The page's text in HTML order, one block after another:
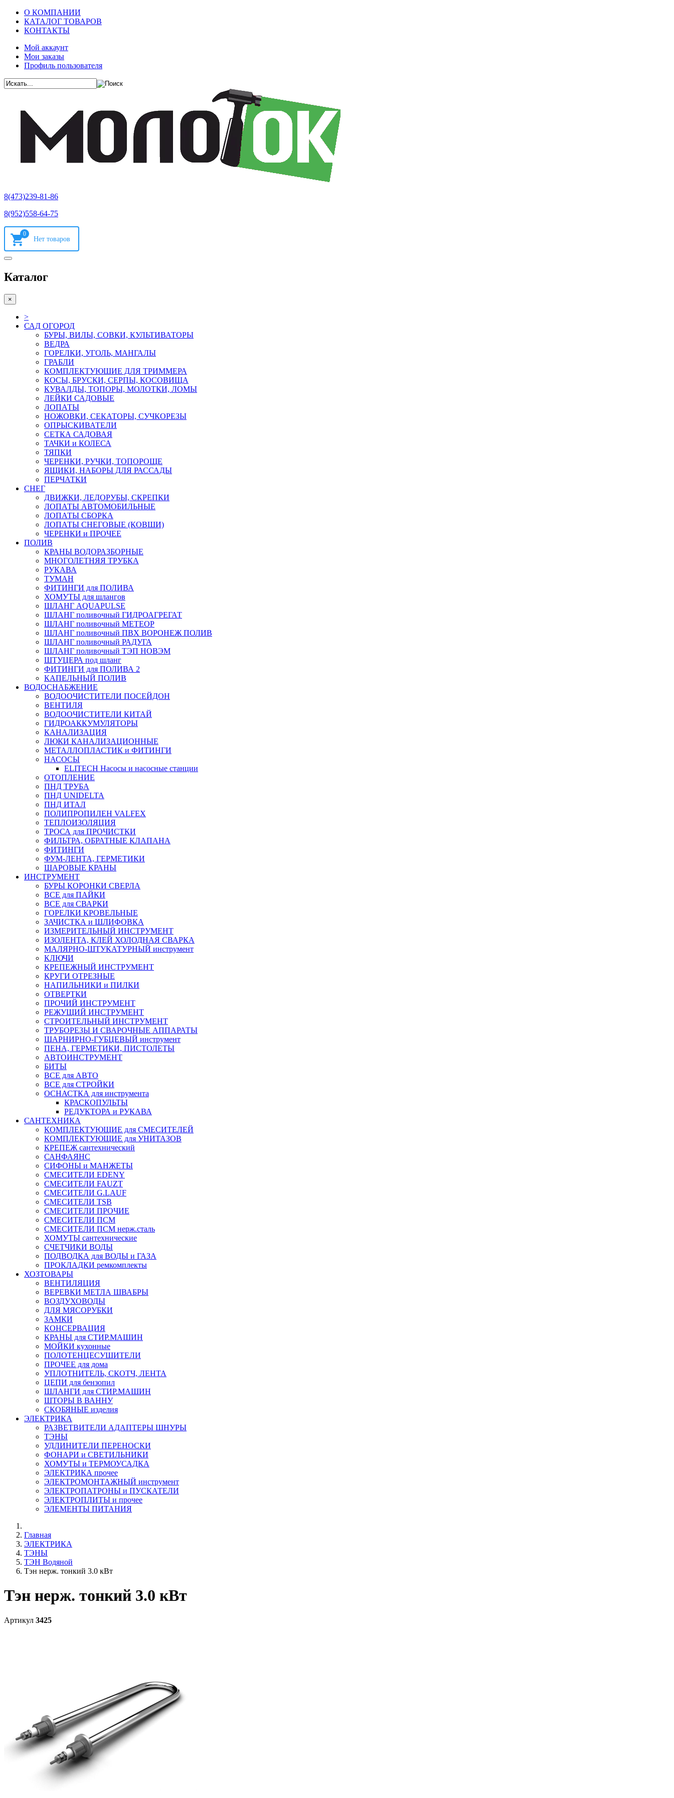
О КОМПАНИИ
КАТАЛОГ ТОВАРОВ
КОНТАКТЫ
Мой аккаунт
Мои заказы
Профиль пользователя
8(473)239-81-86
8(952)558-64-75
0
Каталог
×
>
САД ОГОРОД
БУРЫ, ВИЛЫ, СОВКИ, КУЛЬТИВАТОРЫ
ВЕДРА
ГОРЕЛКИ, УГОЛЬ, МАНГАЛЫ
ГРАБЛИ
КОМПЛЕКТУЮШИЕ ДЛЯ ТРИММЕРА
КОСЫ, БРУСКИ, СЕРПЫ, КОСОВИЩА
КУВАЛДЫ, ТОПОРЫ, МОЛОТКИ, ЛОМЫ
ЛЕЙКИ САДОВЫЕ
ЛОПАТЫ
НОЖОВКИ, СЕКАТОРЫ, СУЧКОРЕЗЫ
ОПРЫСКИВАТЕЛИ
СЕТКА САДОВАЯ
ТАЧКИ и КОЛЕСА
ТЯПКИ
ЧЕРЕНКИ, РУЧКИ, ТОПОРОЩЕ
ЯЩИКИ, НАБОРЫ ДЛЯ РАССАДЫ
ПЕРЧАТКИ
СНЕГ
ДВИЖКИ, ЛЕДОРУБЫ, СКРЕПКИ
ЛОПАТЫ АВТОМОБИЛЬНЫЕ
ЛОПАТЫ СБОРКА
ЛОПАТЫ СНЕГОВЫЕ (КОВШИ)
ЧЕРЕНКИ и ПРОЧЕЕ
ПОЛИВ
КРАНЫ ВОДОРАЗБОРНЫЕ
МНОГОЛЕТНЯЯ ТРУБКА
РУКАВА
ТУМАН
ФИТИНГИ для ПОЛИВА
ХОМУТЫ для шлангов
ШЛАНГ AQUAPULSE
ШЛАНГ поливочный ГИДРОАГРЕГАТ
ШЛАНГ поливочный МЕТЕОР
ШЛАНГ поливочный ПВХ ВОРОНЕЖ ПОЛИВ
ШЛАНГ поливочный РАДУГА
ШЛАНГ поливочный ТЭП НОВЭМ
ШТУЦЕРА под шланг
ФИТИНГИ для ПОЛИВА 2
КАПЕЛЬНЫЙ ПОЛИВ
ВОДОСНАБЖЕНИЕ
ВОДООЧИСТИТЕЛИ ПОСЕЙДОН
ВЕНТИЛЯ
ВОДООЧИСТИТЕЛИ КИТАЙ
ГИДРОАККУМУЛЯТОРЫ
КАНАЛИЗАЦИЯ
ЛЮКИ КАНАЛИЗАЦИОННЫЕ
МЕТАЛЛОПЛАСТИК и ФИТИНГИ
НАСОСЫ
ELITECH Насосы и насосные станции
ОТОПЛЕНИЕ
ПНД ТРУБА
ПНД UNIDELTA
ПНД ИТАЛ
ПОЛИПРОПИЛЕН VALFEX
ТЕПЛОИЗОЛЯЦИЯ
ТРОСА для ПРОЧИСТКИ
ФИЛЬТРА, ОБРАТНЫЕ КЛАПАНА
ФИТИНГИ
ФУМ-ЛЕНТА, ГЕРМЕТИКИ
ШАРОВЫЕ КРАНЫ
ИНСТРУМЕНТ
БУРЫ КОРОНКИ СВЕРЛА
ВСЕ для ПАЙКИ
ВСЕ для СВАРКИ
ГОРЕЛКИ КРОВЕЛЬНЫЕ
ЗАЧИСТКА и ШЛИФОВКА
ИЗМЕРИТЕЛЬНЫЙ ИНСТРУМЕНТ
ИЗОЛЕНТА, КЛЕЙ ХОЛОДНАЯ СВАРКА
МАЛЯРНО-ШТУКАТУРНЫЙ инструмент
КЛЮЧИ
КРЕПЕЖНЫЙ ИНСТРУМЕНТ
КРУГИ ОТРЕЗНЫЕ
НАПИЛЬНИКИ и ПИЛКИ
ОТВЕРТКИ
ПРОЧИЙ ИНСТРУМЕНТ
РЕЖУЩИЙ ИНСТРУМЕНТ
СТРОИТЕЛЬНЫЙ ИНСТРУМЕНТ
ТРУБОРЕЗЫ И СВАРОЧНЫЕ АППАРАТЫ
ШАРНИРНО-ГУБЦЕВЫЙ инструмент
ПЕНА, ГЕРМЕТИКИ, ПИСТОЛЕТЫ
АВТОИНСТРУМЕНТ
БИТЫ
ВСЕ для АВТО
ВСЕ для СТРОЙКИ
ОСНАСТКА для инструмента
КРАСКОПУЛЬТЫ
РЕДУКТОРА и РУКАВА
САНТЕХНИКА
КОМПЛЕКТУЮЩИЕ для СМЕСИТЕЛЕЙ
КОМПЛЕКТУЮЩИЕ для УНИТАЗОВ
КРЕПЕЖ сантехнический
САНФАЯНС
СИФОНЫ и МАНЖЕТЫ
СМЕСИТЕЛИ EDENY
СМЕСИТЕЛИ FAUZT
СМЕСИТЕЛИ G.LAUF
СМЕСИТЕЛИ TSB
СМЕСИТЕЛИ ПРОЧИЕ
СМЕСИТЕЛИ ПСМ
СМЕСИТЕЛИ ПСМ нерж.сталь
ХОМУТЫ сантехнические
СЧЕТЧИКИ ВОДЫ
ПОДВОДКА для ВОДЫ и ГАЗА
ПРОКЛАДКИ ремкомплекты
ХОЗТОВАРЫ
ВЕНТИЛЯЦИЯ
ВЕРЕВКИ МЕТЛА ШВАБРЫ
ВОЗДУХОВОДЫ
ДЛЯ МЯСОРУБКИ
ЗАМКИ
КОНСЕРВАЦИЯ
КРАНЫ для СТИР.МАШИН
МОЙКИ кухонные
ПОЛОТЕНЦЕСУШИТЕЛИ
ПРОЧЕЕ для дома
УПЛОТНИТЕЛЬ, СКОТЧ, ЛЕНТА
ЦЕПИ для бензопил
ШЛАНГИ для СТИР.МАШИН
ШТОРЫ В ВАННУ
СКОБЯНЫЕ изделия
ЭЛЕКТРИКА
РАЗВЕТВИТЕЛИ АДАПТЕРЫ ШНУРЫ
ТЭНЫ
УДЛИНИТЕЛИ ПЕРЕНОСКИ
ФОНАРИ и СВЕТИЛЬНИКИ
ХОМУТЫ и ТЕРМОУСАДКА
ЭЛЕКТРИКА прочее
ЭЛЕКТРОМОНТАЖНЫЙ инструмент
ЭЛЕКТРОПАТРОНЫ и ПУСКАТЕЛИ
ЭЛЕКТРОПЛИТЫ и прочее
ЭЛЕМЕНТЫ ПИТАНИЯ
Главная
ЭЛЕКТРИКА
ТЭНЫ
ТЭН Водяной
Тэн нерж. тонкий 3.0 кВт
Тэн нерж. тонкий 3.0 кВт
Артикул 3425